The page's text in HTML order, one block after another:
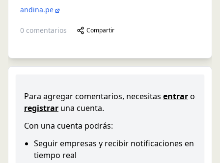
andina.pe
0 comentarios Compartir
Para agregar comentarios, necesitas entraro
registrar una cuenta.
Con una cuenta podrás:
Seguir empresas y recibir notificaciones en
tiempo real